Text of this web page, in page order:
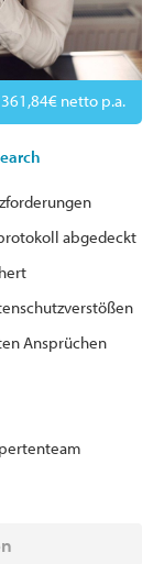
netto p.a.
abgedeckt
Ansprüchen